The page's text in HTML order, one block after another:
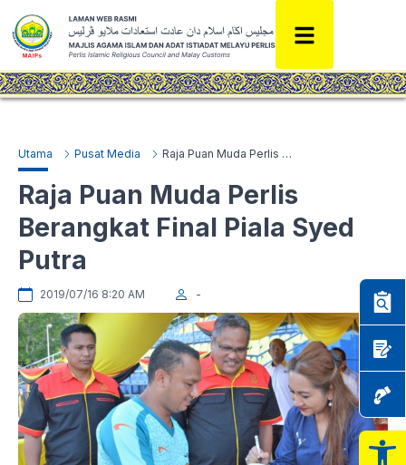
Utama Pusat Media Raja Puan Muda Perlis Berangkat Final Piala Syed Putra
Raja Puan Muda Perlis
Berangkat Final Piala Syed
Putra
2019/07/16 8:20 AM -